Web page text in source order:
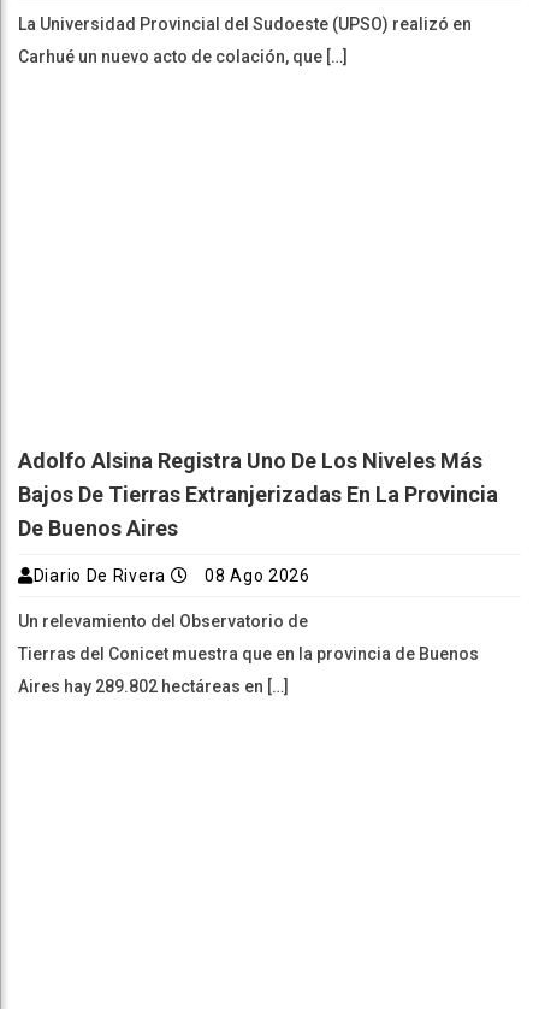
La Universidad Provincial del Sudoeste (UPSO) realizó en
Carhué un nuevo acto de colación, que […]
Adolfo Alsina Registra Uno De Los Niveles Más
Bajos De Tierras Extranjerizadas En La Provincia
De Buenos Aires
Diario De Rivera 08 Ago 2026
Un relevamiento del Observatorio de
Tierras del Conicet muestra que en la provincia de Buenos
Aires hay 289.802 hectáreas en […]